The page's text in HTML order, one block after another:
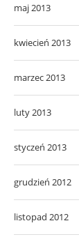
maj 2013
kwiecień 2013
marzec 2013
luty 2013
styczeń 2013
grudzień 2012
listopad 2012